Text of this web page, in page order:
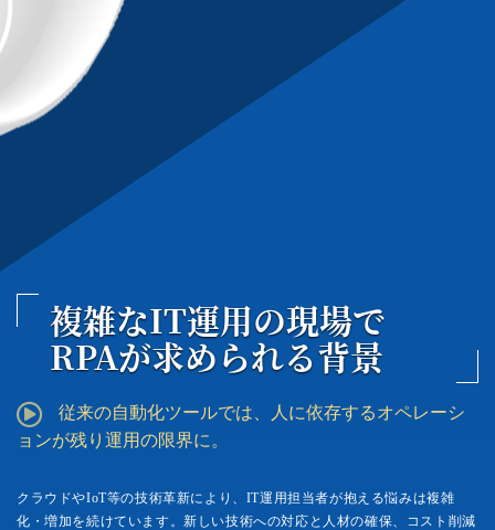
複雑なIT運用の現場で
RPAが求められる背景
従来の自動化ツールでは、人に依存するオペレーシ
ョンが残り運用の限界に。
クラウドやIoT等の技術革新により、IT運用担当者が抱える悩みは複雑
化・増加を続けています。新しい技術への対応と人材の確保、コスト削減